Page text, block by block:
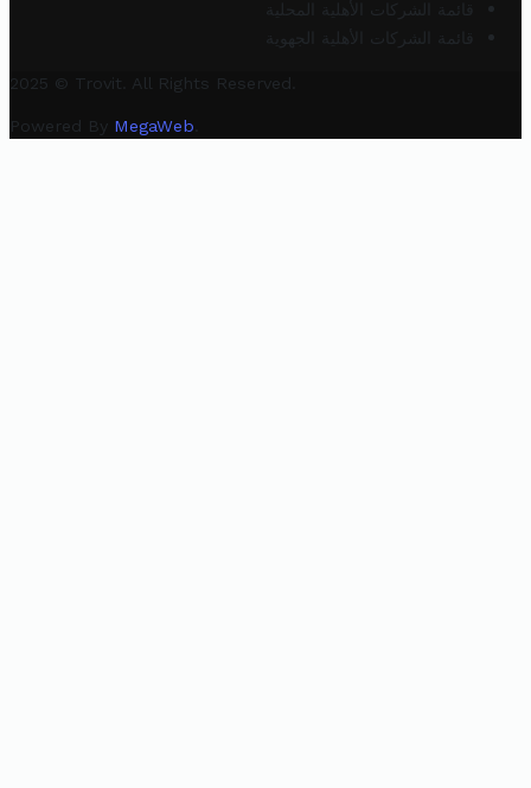
قائمة الشركات الأهلية المحلية
قائمة الشركات الأهلية الجهوية
2025 © Trovit. All Rights Reserved.
Powered By MegaWeb